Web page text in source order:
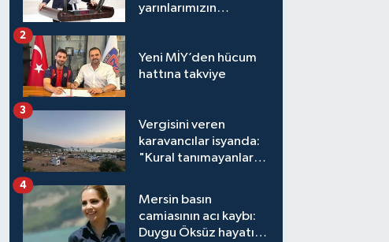
yarınlarımızın
Yeni MİY’den hücum
hattına takviye
2
Vergisini veren
karavancılar isyanda:
"Kural tanımayanlar
3
Mersin basın
camiasının acı kaybı:
Duygu Öksüz hayatını
4